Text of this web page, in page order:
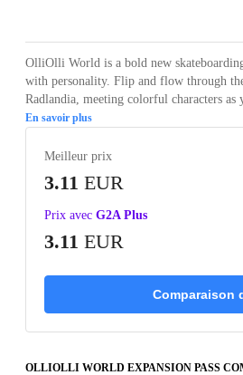
OlliOlli World is a bold new
with personality. Flip and flow through
Radlandia, meeting colorful characters
En savoir plus
Meilleur prix
3.11 EUR
Prix avec G2A Plus
3.11 EUR
Comparaison
OLLIOLLI WORLD EXPANSION PASS